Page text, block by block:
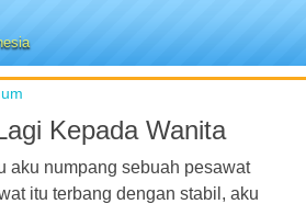
Kepada Wanita
aku numpang sebuah pesawat
itu terbang dengan stabil, aku